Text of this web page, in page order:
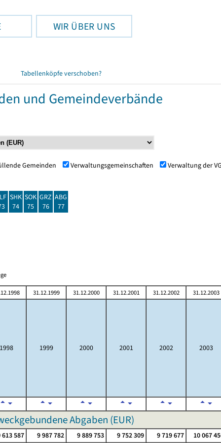
WIR ÜBER UNS
Tabellenköpfe verschoben?
und Gemeindeverbände
Gemeinden Verwaltungsgemeinschaften Verwaltung der
SHK
74
SOK
75
GRZ
76
ABG
77
31.12.1999 31.12.2000 31.12.2001 31.12.2002 31.12.2003
1998 1999 2000 2001 2002 2003
Abgaben (EUR)
613 587 9 987 782 9 889 753 9 752 309 9 719 677
10 067